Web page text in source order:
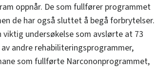
oppnår. De som fullfører programmet
de har også sluttet å begå forbrytelser.
viktig undersøkelse som avslørte at 73
andre rehabiliteringsprogrammer,
som fullførte Narcononprogrammet,